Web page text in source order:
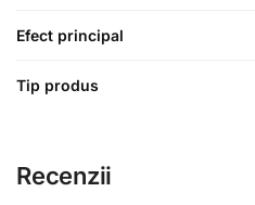
Efect principal
Tip produs
Recenzii